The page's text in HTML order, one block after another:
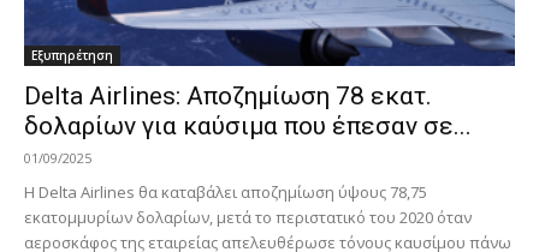
Εξυπηρέτηση
Delta Airlines: Αποζημίωση 78 εκατ.
δολαρίων για καύσιμα που έπεσαν σε...
01/09/2025
Η Delta Airlines θα καταβάλει αποζημίωση ύψους 78,75
εκατομμυρίων δολαρίων, μετά το περιστατικό του 2020 όταν
αεροσκάφος της εταιρείας απελευθέρωσε τόνους καυσίμου πάνω